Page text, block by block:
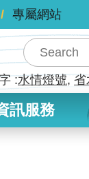
專屬網站
水情燈號 省
訊服務